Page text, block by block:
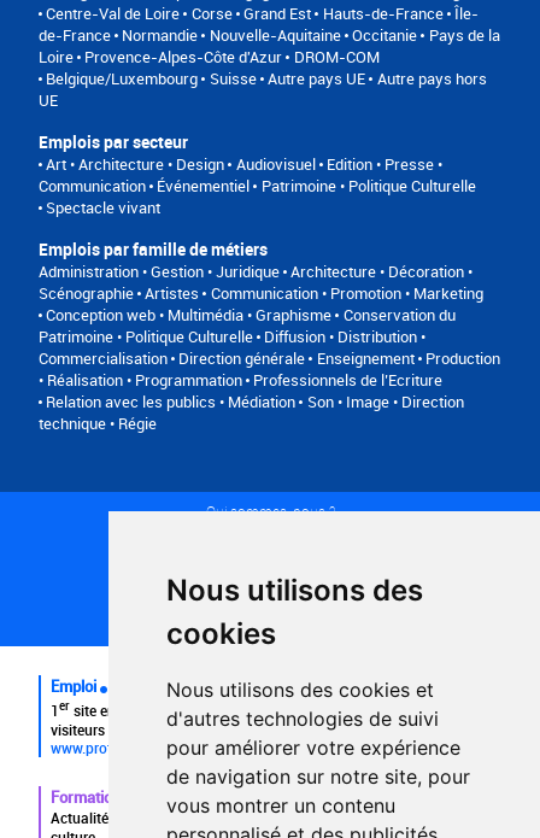
Nous utilisons des
cookies
Nous utilisons des cookies et
d'autres technologies de suivi
pour améliorer votre expérience
de navigation sur notre site, pour
vous montrer un contenu
Centre-Val de Loire Corse Grand Est Hauts-de-France Île-
de-France Normandie Nouvelle-Aquitaine Occitanie
Pays de la
Loire Provence-Alpes-Côte d'Azur
DROM-COM
Belgique/Luxembourg
Suisse Autre pays UE Autre pays hors
UE
Emplois par secteur
Art • Architecture • Design Audiovisuel Edition • Presse •
Communication Événementiel
Patrimoine • Politique Culturelle
Spectacle vivant
Emplois par famille de métiers
Administration • Gestion • Juridique Architecture • Décoration •
Scénographie Artistes
Communication • Promotion • Marketing
Conception web • Multimédia • Graphisme Conservation du
Patrimoine • Politique Culturelle Diffusion • Distribution •
Commercialisation Direction générale Enseignement Production
• Réalisation • Programmation Professionnels de l’Ecriture
Relation avec les publics • Médiation
Son • Image • Direction
technique • Régie
Qui sommes-nous ?
Plan du site
FAQ recruteurs
FAQ
Emploi
1er site emploi du secteur culturel 784.000 visites et 230.000
visiteurs uniques par mois.
www.profilculture.com
Formation
Actualités, guide et annuaire des formations aux métiers de la